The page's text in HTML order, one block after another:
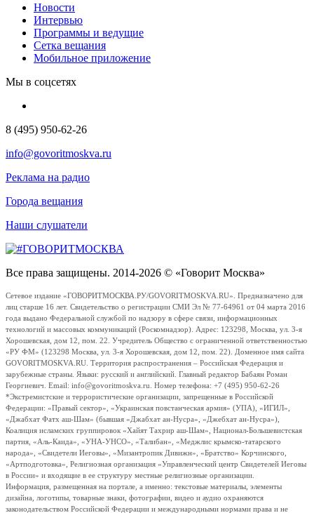
Новости
Интервью
Программы и ведущие
Сетка вещания
Мобильное приложение
Мы в соцсетях
8 (495) 950-62-26
info@govoritmoskva.ru
Реклама на радио
Города вещания
Наши слушатели
Все права защищены. 2014-2026 © «Говорит Москва»
Сетевое издание «ГОВОРИТМОСКВА.РУ/GOVORITMOSKVA.RU». Предназначено для
лиц старше 16 лет. Свидетельство о регистрации СМИ Эл № 77-64961 от 04 марта 2016
года выдано Федеральной службой по надзору в сфере связи, информационных
технологий и массовых коммуникаций (Роскомнадзор). Адрес: 123298, Москва, ул. 3-я
Хорошевская, дом 12, пом. 22. Учредитель Общество с ограниченной ответственностью
«РУ ФМ» (123298 Москва, ул. 3-я Хорошевская, дом 12, пом. 22). Доменное имя сайта
GOVORITMOSKVA.RU. Территория распространения – Российская Федерация и
зарубежные страны. Языки: русский и английский. Главный редактор Бабаян Роман
Георгиевич. Email: info@govoritmoskva.ru. Номер телефона: +7 (495) 950-62-26
*Экстремистские и террористические организации, запрещенные в Российской
Федерации: «Правый сектор», «Украинская повстанческая армия» (УПА), «ИГИЛ»,
«Джабхат Фатх аш-Шам» (бывшая «Джабхат ан-Нусра», «Джебхат ан-Нусра»),
Коалиция исламских группировок «Хайят Тахрир аш-Шам», Национал-Большевистская
партия, «Аль-Каида», «УНА-УНСО», «Талибан», «Меджлис крымско-татарского
народа», «Свидетели Иеговы», «Мизантропик Дивижн», «Братство» Корчинского,
«Артподготовка», Религиозная организация «Управленческий центр Свидетелей Иеговы
в России» и входящие в ее структуру местные религиозные организации.
Информация, размещенная на портале, а именно: текстовые материалы, элементы
дизайна, логотипы, товарные знаки, фотографии, видео и аудио охраняются
законодательством Российской Федерации и международными нормами права и не